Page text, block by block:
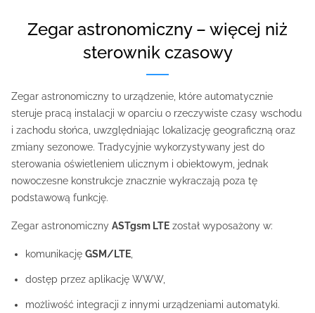
Zegar astronomiczny – więcej niż
sterownik czasowy
Zegar astronomiczny to urządzenie, które automatycznie
steruje pracą instalacji w oparciu o rzeczywiste czasy wschodu
i zachodu słońca, uwzględniając lokalizację geograficzną oraz
zmiany sezonowe. Tradycyjnie wykorzystywany jest do
sterowania oświetleniem ulicznym i obiektowym, jednak
nowoczesne konstrukcje znacznie wykraczają poza tę
podstawową funkcję.
Zegar astronomiczny ASTgsm LTE został wyposażony w:
komunikację GSM/LTE
dostęp przez aplikację WWW,
możliwość integracji z innymi urządzeniami automatyki.